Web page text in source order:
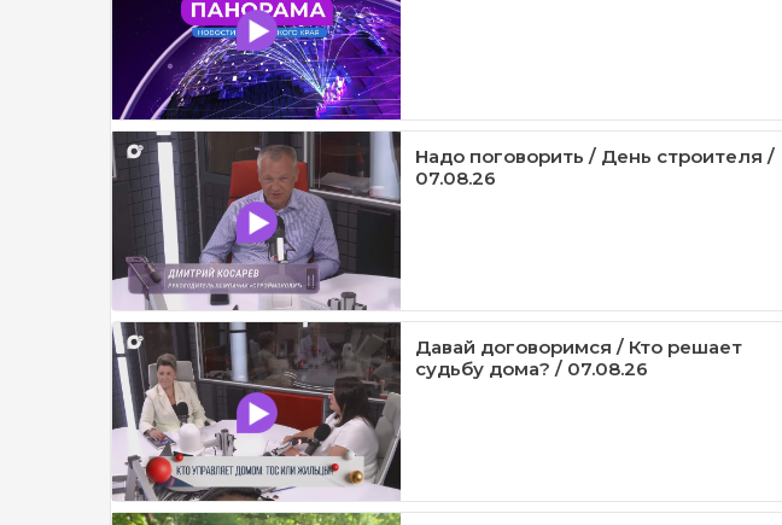
Надо поговорить / День строителя /
07.08.26
Давай договоримся / Кто решает
судьбу дома? / 07.08.26